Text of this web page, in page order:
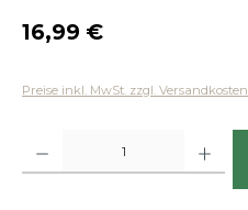
Regulärer Preis:
16,99 €
Preise inkl. MwSt. zzgl. Versandkosten